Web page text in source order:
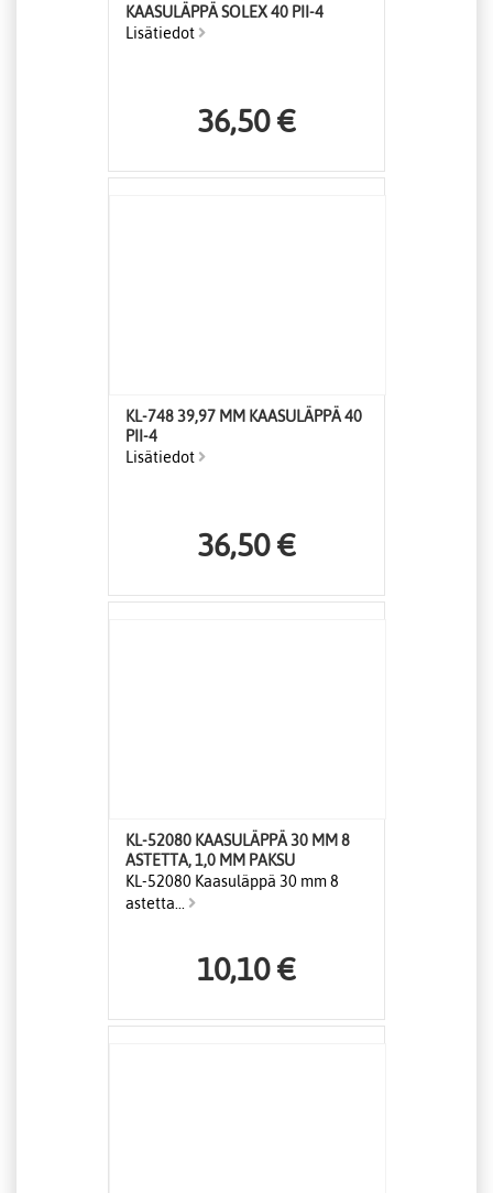
KAASULÄPPÄ SOLEX 40 PII-4
Lisätiedot
36,50 €
KL-748 39,97 MM KAASULÄPPÄ 40
PII-4
Lisätiedot
36,50 €
KL-52080 KAASULÄPPÄ 30 MM 8
ASTETTA, 1,0 MM PAKSU
KL-52080 Kaasuläppä 30 mm 8
astetta...
10,10 €